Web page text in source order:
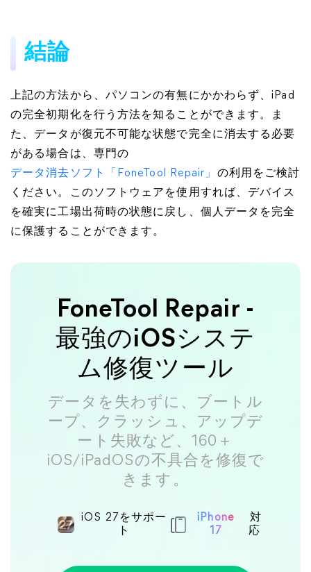
結論
上記の方法から、パソコンの有無にかかわらず、iPad
の完全初期化を行う方法を知ることができます。ま
た、データが復元不可能な状態で完全に消去する必要
がある場合は、専門の
データ消去ソフト「FoneTool Repair」 の利用をご検討
ください。このソフトウェアを使用すれば、デバイス
を確実に工場出荷時の状態に戻し、個人データを完全
に保護することができます。
FoneTool Repair -
最強のiOSシステ
ム修復ツール
データを失わずに、ブートル
ープ、クラッシュ、アップデ
ート失敗など、160＋
iOS/iPadOSの不具合を修復で
きます。
iOS 27をサポー
ト
iPhone
17
対
応